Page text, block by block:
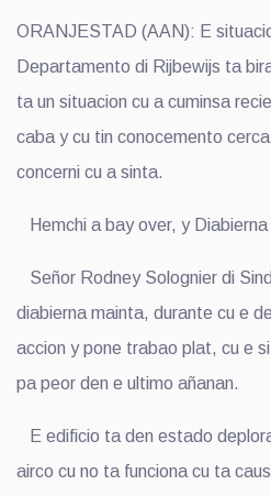
ORANJESTAD (AAN): E
Departamento di Rijbewijs ta
ta un situacion cu a cuminsa
caba y cu tin conocemento
concerni cu a sinta.
Hemchi a bay over, y
Señor Rodney Solognier di
diabierna mainta, durante cu e
accion y pone trabao plat, cu e
pa peor den e ultimo añanan.
E edificio ta den estado
airco cu no ta funciona cu ta